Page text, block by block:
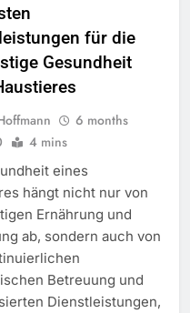
für die
Gesundheit
6 months
4 mins
eines
hängt nicht nur von
Ernährung und
ab, sondern auch von
Betreuung und
Dienstleistungen,